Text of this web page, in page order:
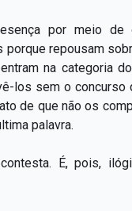
por meio
repousam
na categoria
los sem o
de que não os
palavra.
É, pois,